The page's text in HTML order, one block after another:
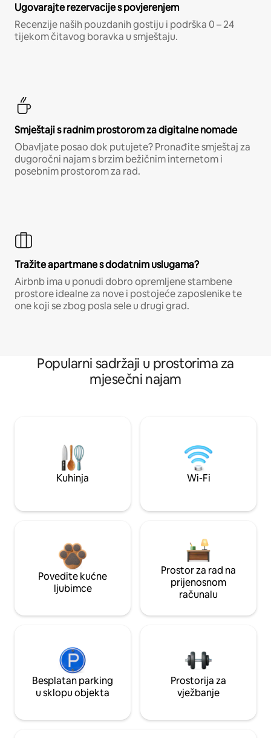
Ugovarajte rezervacije s povjerenjem
Recenzije naših pouzdanih gostiju i podrška 0 – 24
tijekom čitavog boravka u smještaju.
Smještaji s radnim prostorom za digitalne nomade
Obavljate posao dok putujete? Pronađite smještaj za
dugoročni najam s brzim bežičnim internetom i
posebnim prostorom za rad.
Tražite apartmane s dodatnim uslugama?
Airbnb ima u ponudi dobro opremljene stambene
prostore idealne za nove i postojeće zaposlenike te
one koji se zbog posla sele u drugi grad.
Popularni sadržaji u prostorima za
mjesečni najam
Kuhinja Wi-Fi
Povedite kućne
ljubimce
Prostor za rad na
prijenosnom
računalu
Besplatan parking
u sklopu objekta
Prostorija za
vježbanje